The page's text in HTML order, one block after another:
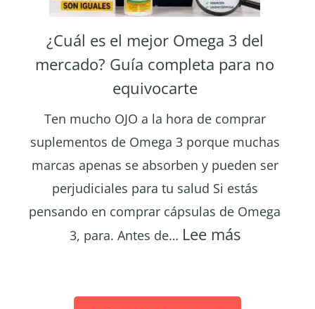
¿Cuál es el mejor Omega 3 del
mercado? Guía completa para no
equivocarte
Ten mucho OJO a la hora de comprar
suplementos de Omega 3 porque muchas
marcas apenas se absorben y pueden ser
perjudiciales para tu salud Si estás
pensando en comprar cápsulas de Omega
3, para. Antes de… Lee más:
el